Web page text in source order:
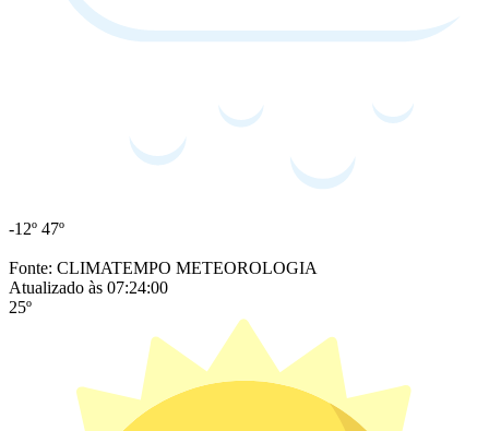
-12º 47º
Fonte: CLIMATEMPO METEOROLOGIA
Atualizado às 07:24:00
25º